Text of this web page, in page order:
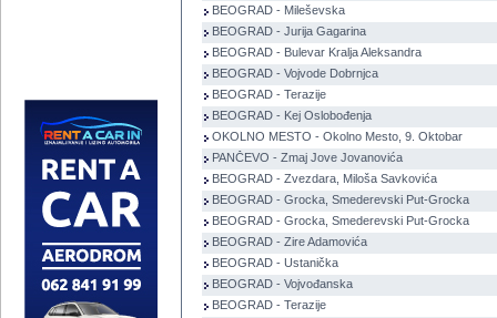
BEOGRAD - Mileševska
BEOGRAD - Jurija Gagarina
BEOGRAD - Bulevar Kralja Aleksandra
BEOGRAD - Vojvode Dobrnjca
BEOGRAD - Terazije
BEOGRAD - Kej Oslobođenja
OKOLNO MESTO - Okolno Mesto, 9. Oktobar
PANČEVO - Zmaj Jove Jovanovića
BEOGRAD - Zvezdara, Miloša Savkovića
BEOGRAD - Grocka, Smederevski Put-Grocka
BEOGRAD - Grocka, Smederevski Put-Grocka
BEOGRAD - Zire Adamovića
BEOGRAD - Ustanička
BEOGRAD - Vojvođanska
BEOGRAD - Terazije